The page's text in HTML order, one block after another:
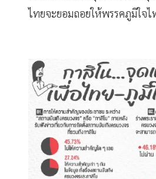
ไทยจะยอมถอยให้พรรคภูมิใจไ